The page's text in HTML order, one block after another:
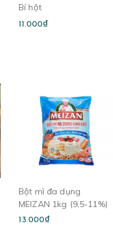
Bí hột
11.000₫
Bột mì đa dụng
MEIZAN 1kg (9,5-11%)
13.000₫